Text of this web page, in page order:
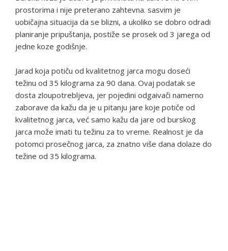
prostorima i nije preterano zahtevna. sasvim je
uobičajna situacija da se blizni, a ukoliko se dobro odradi
planiranje pripuštanja, postiže se prosek od 3 jarega od
jedne koze godišnje.
Jarad koja potiču od kvalitetnog jarca mogu doseći
težinu od 35 kilograma za 90 dana. Ovaj podatak se
dosta zloupotrebljeva, jer pojedini odgaivači namerno
zaborave da kažu da je u pitanju jare koje potiče od
kvalitetnog jarca, već samo kažu da jare od burskog
jarca može imati tu težinu za to vreme. Realnost je da
potomci prosečnog jarca, za znatno više dana dolaze do
težine od 35 kilograma.